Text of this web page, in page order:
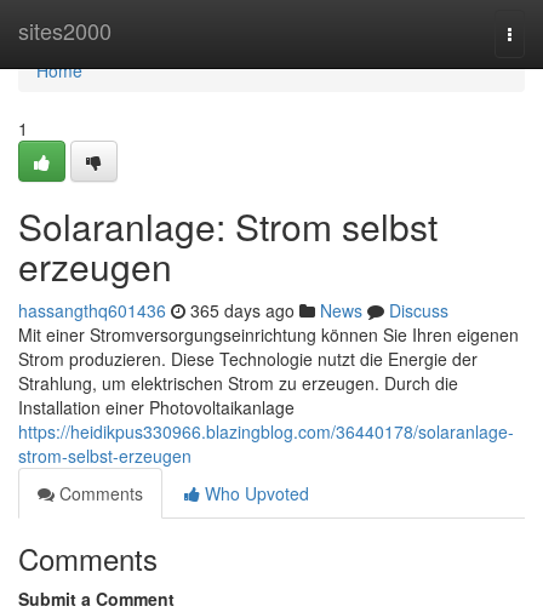
sites2000
Home
Home
1
Solaranlage: Strom selbst
erzeugen
hassangthq601436 365 days ago News
Discuss
Mit einer Stromversorgungseinrichtung können Sie Ihren eigenen
Strom produzieren. Diese Technologie nutzt die Energie der
Strahlung, um elektrischen Strom zu erzeugen. Durch die
Installation einer Photovoltaikanlage
https://heidikpus330966.blazingblog.com/36440178/solaranlage-
strom-selbst-erzeugen
Comments
Who Upvoted
Comments
Submit a Comment